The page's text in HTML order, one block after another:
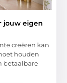
jouw eigen
creëren kan
houden
betaalbare